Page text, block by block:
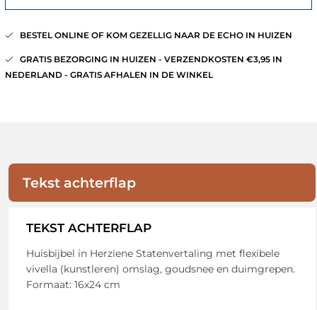
BESTEL ONLINE OF KOM GEZELLIG NAAR DE ECHO IN HUIZEN
GRATIS BEZORGING IN HUIZEN - VERZENDKOSTEN €3,95 IN
NEDERLAND - GRATIS AFHALEN IN DE WINKEL
Tekst achterflap
TEKST ACHTERFLAP
Huisbijbel in Herziene Statenvertaling met flexibele
vivella (kunstleren) omslag, goudsnee en duimgrepen.
Formaat: 16x24 cm